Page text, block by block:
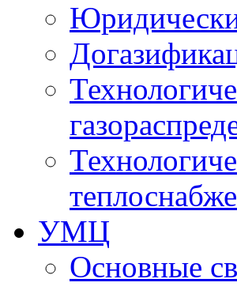
УМЦ
Основные